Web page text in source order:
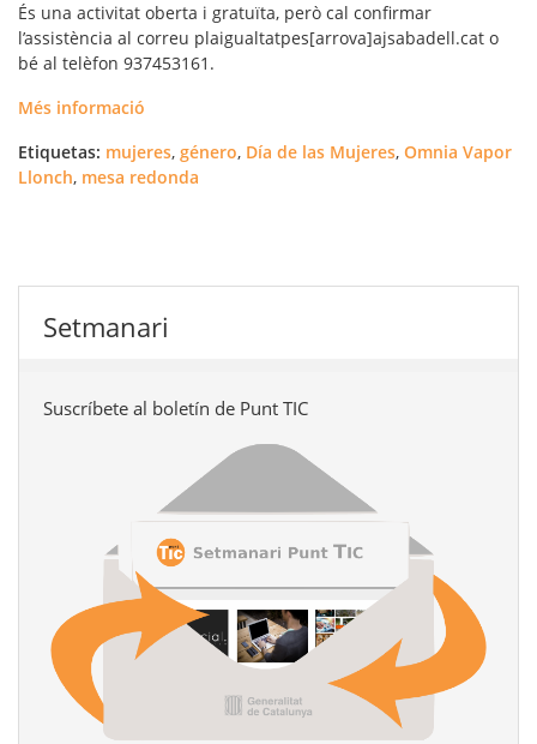
És una activitat oberta i gratuïta, però cal confirmar
l’assistència al correu plaigualtatpes[arrova]ajsabadell.cat o
bé al telèfon 937453161.
Més informació
Etiquetas: mujeres, género, Día de las Mujeres, Omnia Vapor
Llonch, mesa redonda
Setmanari
Suscríbete al boletín de Punt TIC